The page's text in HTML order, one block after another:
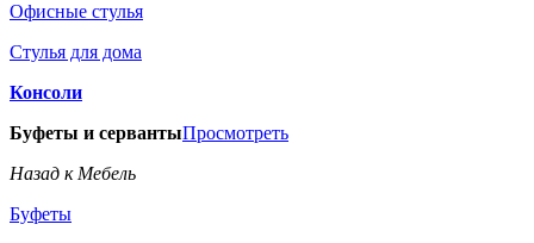
Офисные стулья
Стулья для дома
Консоли
Буфеты и сервантыПросмотреть
Назад к Мебель
Буфеты